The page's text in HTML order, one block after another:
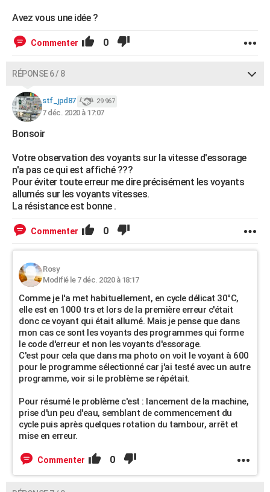
Avez vous une idée ?
Commenter 0
RÉPONSE 6 / 8
stf_jpd87 29 967
7 déc. 2020 à 17:07
Bonsoir
Votre observation des voyants sur la vitesse d'essorage
n'a pas ce qui est affiché ???
Pour éviter toute erreur me dire précisément les voyants
allumés sur les voyants vitesses.
La résistance est bonne .
Commenter 0
Rosy
Modifié le 7 déc. 2020 à 18:17
Comme je l'a met habituellement, en cycle délicat 30°C,
elle est en 1000 trs et lors de la première erreur c'était
donc ce voyant qui était allumé. Mais je pense que dans
mon cas ce sont les voyants des programmes qui forme
le code d'erreur et non les voyants d'essorage.
C'est pour cela que dans ma photo on voit le voyant à 600
pour le programme sélectionné car j'ai testé avec un autre
programme, voir si le problème se répétait.
Pour résumé le problème c'est : lancement de la machine,
prise d'un peu d'eau, semblant de commencement du
cycle puis après quelques rotation du tambour, arrêt et
mise en erreur.
Commenter 0